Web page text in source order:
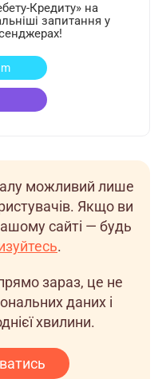
Кредиту» на
запитання у
можливий лише
Якщо ви
сайті — будь
.
зараз, це не
даних і
хвилини.